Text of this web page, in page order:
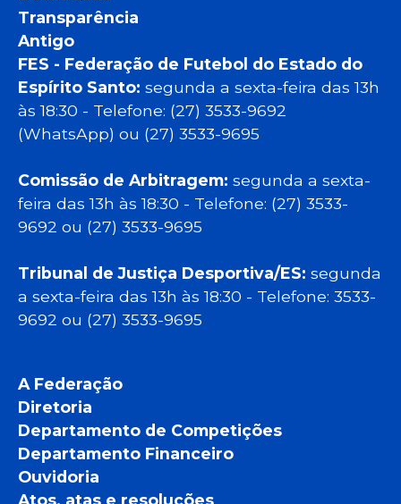
Transparência
Antigo
FES - Federação de Futebol do Estado do
Espírito Santo: segunda a sexta-feira das 13h
às 18:30 - Telefone: (27) 3533-9692
(WhatsApp) ou (27) 3533-9695
Comissão de Arbitragem: segunda a sexta-
feira das 13h às 18:30 - Telefone: (27) 3533-
9692 ou (27) 3533-9695
Tribunal de Justiça Desportiva/ES: segunda
a sexta-feira das 13h às 18:30 - Telefone: 3533-
9692 ou (27) 3533-9695
A Federação
Diretoria
Departamento de Competições
Departamento Financeiro
Ouvidoria
Atos, atas e resoluções